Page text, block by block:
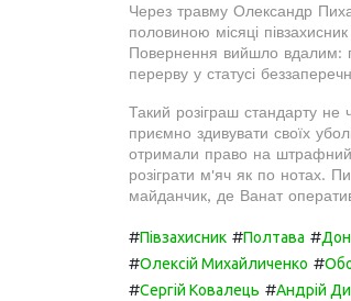
Через травму Олександр
половиною місяці
Повернення вийшло вдалим:
перерву у статусі
Такий розіграш стандарту
приємно здивувати своїх
отримали право на штрафний
розіграти м'яч як по нотах.
майданчик, де Ванат
#Півзахисник #Полтава #
#Олексій Михайличенко #
#Сергій Ковалець #Андрій